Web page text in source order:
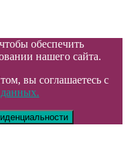
обеспечить
нашего сайта.
вы соглашаетесь с